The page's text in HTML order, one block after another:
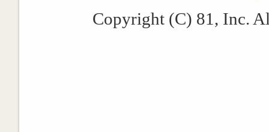
Copyright (C) 81, Inc.